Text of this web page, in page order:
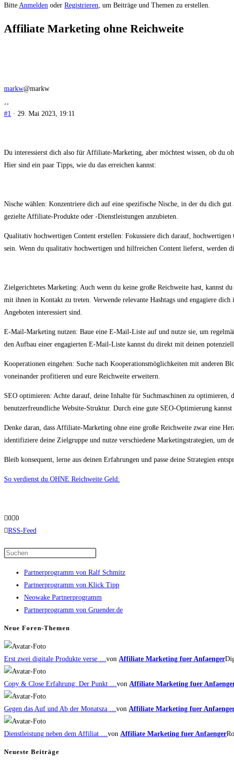
Breadcrumbs
Du
Bitte Anmelden oder Registrieren , um Beiträge und Themen zu erstellen.
Affiliate Marketing ohne Reichweite
markw@markw
#1 · 29. Mai 2023, 19:11
Du interessierst dich also für Affiliate-Marketing, aber möchtest wissen, ob du
Hier sind ein paar Tipps, wie du das erreichen kannst:
Nische wählen: Konzentriere dich auf eine spezifische Nische, in der du dich
gezielte Affiliate-Produkte oder -Dienstleistungen anzubieten.
Qualitativ hochwertigen Content erstellen: Fokussiere dich darauf,
sein. Wenn du qualitativ hochwertigen und hilfreichen Content lieferst, werden
Zielgerichtetes Marketing: Auch wenn du keine große Reichweite hast, kannst
mit ihnen in Kontakt zu treten. Verwende relevante Hashtags und engagiere
Angeboten interessiert sind.
E-Mail-Marketing nutzen: Baue eine E-Mail-Liste auf und nutze sie, um
den Aufbau einer engagierten E-Mail-Liste kannst du direkt mit deinen
Kooperationen eingehen: Suche nach Kooperationsmöglichkeiten mit anderen
voneinander profitieren und eure Reichweite erweitern.
SEO optimieren: Achte darauf, deine Inhalte für Suchmaschinen zu optimieren,
benutzerfreundliche Website-Struktur. Durch eine gute SEO-Optimierung
Denke daran, dass Affiliate-Marketing ohne eine große Reichweite zwar eine
identifiziere deine Zielgruppe und nutze verschiedene Marketingstrategien, um
Bleib konsequent, lerne aus deinen Erfahrungen und passe deine Strategien
So verdienst du OHNE Reichweite Geld:
Anklicken
für
nach
0 Anklicken
für
nach
0
RSS-Feed
to
close
the
search
Partnerprogramm von Ralf Schmitz
Partnerprogramm von Klick Tipp
Neowake Partnerprogramm
Partnerprogramm von Gruender.de
Neue Foren-Themen
Erst zwei digitale Produkte verse … von Affiliate Marketing fuer Anfaenger
Copy & Close Erfahrung: Der Punkt … von Affiliate Marketing fuer
Gegen das Auf und Ab der Monatsza … von Affiliate Marketing fuer
Dienstleistung neben dem Affiliat … von Affiliate Marketing fuer Anfaenger
Neueste Beiträge